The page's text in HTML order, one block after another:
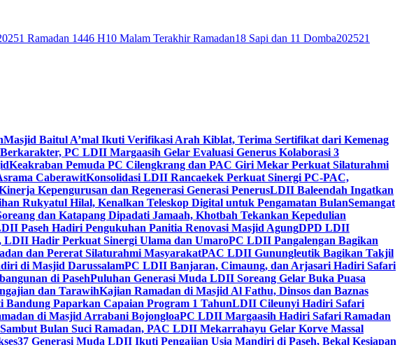
1 Ramadan 1446 H10 Malam Terakhir Ramadan18 Sapi dan 11 Domba202521
Masjid Baitul A’mal Ikuti Verifikasi Arah Kiblat, Terima Sertifikat dari Kemenag
PC LDII Margaasih Gelar Evaluasi Generus Kolaborasi 3
Keakraban Pemuda PC Cilengkrang dan PAC Giri Mekar Perkuat Silaturahmi
CaberawitKonsolidasi LDII Rancaekek Perkuat Sinergi PC-PAC,
Kepengurusan dan Regenerasi Generasi PenerusLDII Baleendah Ingatkan
Rukyatul Hilal, Kenalkan Teleskop Digital untuk Pengamatan BulanSemangat
dan Katapang Dipadati Jamaah, Khotbah Tekankan Kepedulian
Paseh Hadiri Pengukuhan Panitia Renovasi Masjid AgungDPD LDII
LDII Hadir Perkuat Sinergi Ulama dan UmaroPC LDII Pangalengan Bagikan
dan Pererat Silaturahmi MasyarakatPAC LDII Gunungleutik Bagikan Takjil
di Masjid DarussalamPC LDII Banjaran, Cimaung, dan Arjasari Hadiri Safari
di PasehPuluhan Generasi Muda LDII Soreang Gelar Buka Puasa
dan TarawihKajian Ramadan di Masjid Al Fathu, Dinsos dan Baznas
Paparkan Capaian Program 1 TahunLDII Cileunyi Hadiri Safari
di Masjid Arrabani BojongloaPC LDII Margaasih Hadiri Safari Ramadan
Sambut Bulan Suci Ramadan, PAC LDII Mekarrahayu Gelar Korve Massal
37 Generasi Muda LDII Ikuti Pengajian Usia Mandiri di Paseh, Bekal Kesiapan